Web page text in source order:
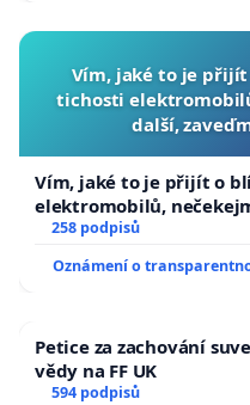
Vím, jaké to je
tichosti
další,
Vím, jaké to je přijít o
elektromobilů,
zaveďme slyšitelná auta!
258 podpisů
Oznámení o
Petice za zachování
vědy na FF UK
594 podpisů